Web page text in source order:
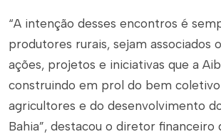
“A intenção desses encontros é
produtores rurais, sejam associados
ações, projetos e iniciativas que a
construindo em prol do bem
agricultores e do desenvolvimento
Bahia”, destacou o diretor financeiro